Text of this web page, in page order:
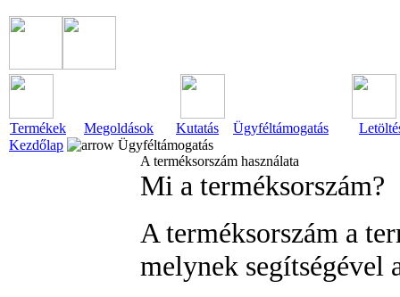
Termékek Megoldások Kutatás Ügyféltámogatás
Kezdőlap
Ügyféltámogatás
A terméksorszám használata
Mi a terméksorszám?
A terméksorszám a
melynek